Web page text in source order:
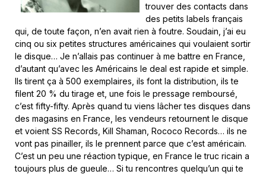
trouver des contacts dans
des petits labels français
qui, de toute façon, n’en avait rien à foutre. Soudain, j’ai eu
cinq ou six petites structures américaines qui voulaient sortir
le disque… Je n’allais pas continuer à me battre en France,
d’autant qu’avec les Américains le deal est rapide et simple.
Ils tirent ça à 500 exemplaires, ils font la distribution, ils te
filent 20 % du tirage et, une fois le pressage remboursé,
c’est fifty-fifty. Après quand tu viens lâcher tes disques dans
des magasins en France, les vendeurs retournent le disque
et voient SS Records, Kill Shaman, Rococo Records… ils ne
vont pas pinailler, ils le prennent parce que c’est américain.
C’est un peu une réaction typique, en France le truc ricain a
toujours plus de gueule… Si tu rencontres quelqu’un qui te